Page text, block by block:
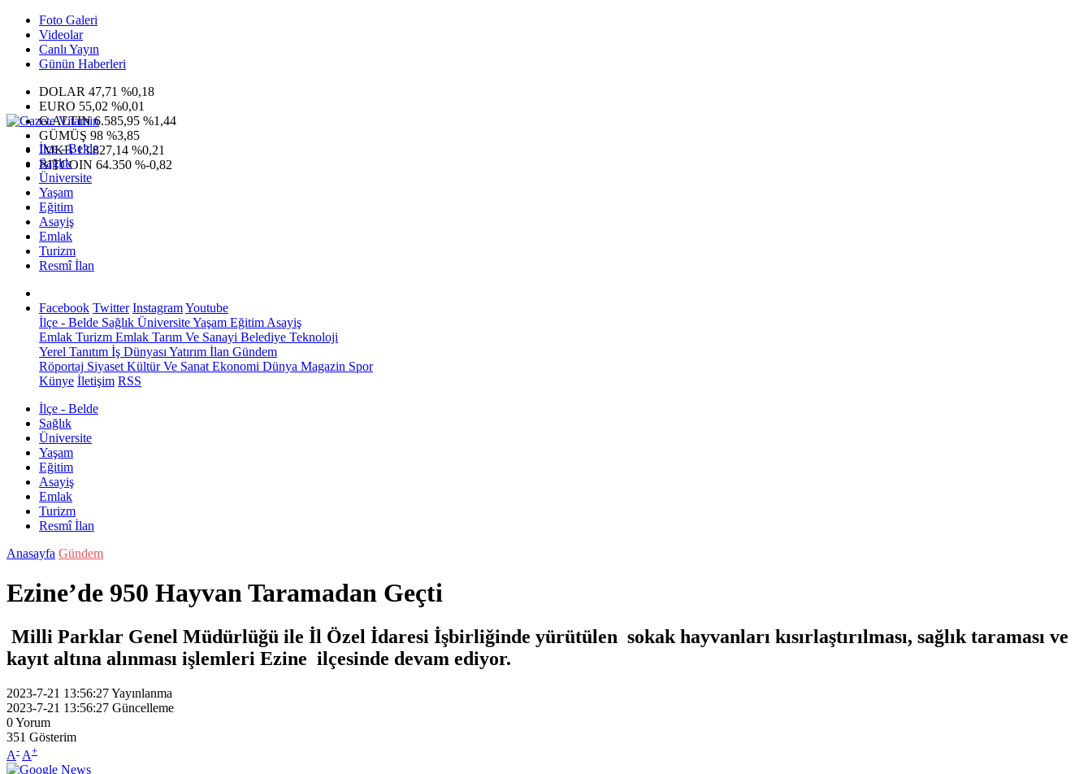
Foto Galeri
Videolar
Canlı Yayın
Günün Haberleri
DOLAR 47,71 %0,18
EURO 55,02 %0,01
G.ALTIN6.585,95 %1,44
GÜMÜŞ 98 %3,85
IMKB13.827,14 %0,21
BITCOIN 64.350 %-0,82
İlçe - Belde
Sağlık
Üniversite
Yaşam
Eğitim
Asayiş
Emlak
Turizm
Resmî İlan
Facebook Twitter InstagramYoutube
İlçe - Belde Sağlık ÜniversiteYaşam Eğitim Asayiş
Emlak Turizm Emlak Tarım Ve Sanayi Belediye Teknoloji
Yerel Tanıtım İş Dünyası Yatırım İlan Gündem
Röportaj Siyaset Kültür Ve Sanat Ekonomi Dünya Magazin Spor
Künye İletişim RSS
İlçe - Belde
Sağlık
Üniversite
Yaşam
Eğitim
Asayiş
Emlak
Turizm
Resmî İlan
Anasayfa Gündem
Ezine’de 950 Hayvan Taramadan Geçti
Milli Parklar Genel Müdürlüğü ile İl Özel İdaresi İşbirliğinde yürütülen sokak hayvanları kısırlaştırılması, sağlık taraması ve
kayıt altına alınması işlemleri Ezine ilçesinde devam ediyor.
2023-7-21 13:56:27Yayınlanma
2023-7-21 13:56:27 Güncelleme
0Yorum
351 Gösterim
A- A+